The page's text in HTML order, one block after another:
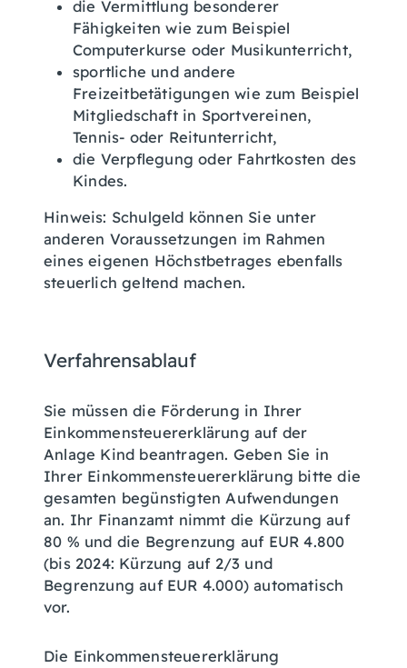
die Vermittlung besonderer
Fähigkeiten wie zum Beispiel
Computerkurse oder Musikunterricht,
sportliche und andere
Freizeitbetätigungen wie zum Beispiel
Mitgliedschaft in Sportvereinen,
Tennis- oder Reitunterricht,
die Verpflegung oder Fahrtkosten des
Kindes.
Hinweis: Schulgeld können Sie unter
anderen Voraussetzungen im Rahmen
eines eigenen Höchstbetrages ebenfalls
steuerlich geltend machen.
Verfahrensablauf
Sie müssen die Förderung in Ihrer
Einkommensteuererklärung auf der
Anlage Kind beantragen. Geben Sie in
Ihrer Einkommensteuererklärung bitte die
gesamten begünstigten Aufwendungen
an. Ihr Finanzamt nimmt die Kürzung auf
80 % und die Begrenzung auf EUR 4.800
(bis 2024: Kürzung auf 2/3 und
Begrenzung auf EUR 4.000) automatisch
vor.
Die Einkommensteuererklärung